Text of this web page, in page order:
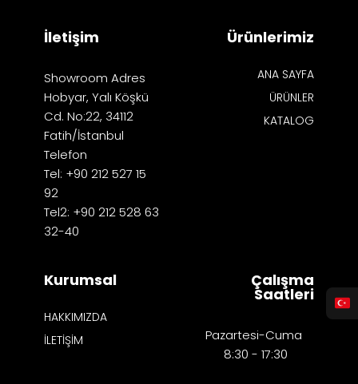
İletişim
Showroom Adres
Hobyar, Yalı Köşkü
Cd. No:22, 34112
Fatih/İstanbul
Telefon
Tel: +90 212 527 15
92
Tel2: +90 212 528 63
32-40
Ürünlerimiz
ANA SAYFA
ÜRÜNLER
KATALOG
Kurumsal
HAKKIMIZDA
İLETİŞİM
Çalışma
Saatleri
Pazartesi-Cuma
8:30 - 17:30​​